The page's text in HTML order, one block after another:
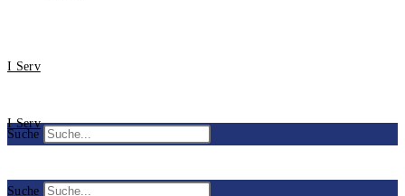
Suche
I Serv
Suche
I Serv